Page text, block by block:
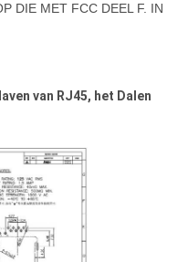
DIE MET FCC DEEL F. IN
van RJ45, het Dalen